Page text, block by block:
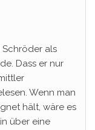
Schröder als
Dass er nur
Wenn man
hält, wäre es
über eine